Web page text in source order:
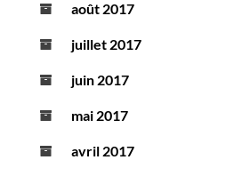
août 2017
juillet 2017
juin 2017
mai 2017
avril 2017